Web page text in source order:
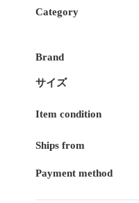
Category
Brand
サイズ
Item condition
Ships from
Payment method